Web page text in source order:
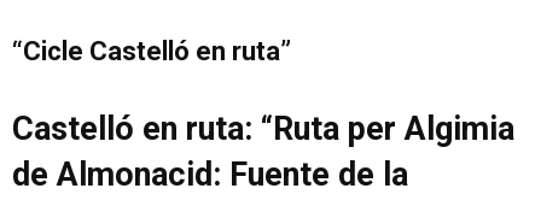
“Cicle Castelló en ruta”
Castelló en ruta: “Ruta per Algimia
de Almonacid: Fuente de la